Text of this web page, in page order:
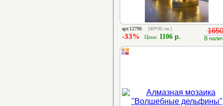
арт.12796 [40*30 см.]
-33% Цена: 1106 р. В